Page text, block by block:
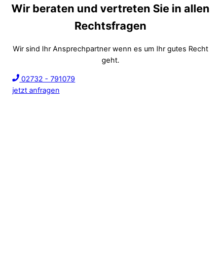
Wir beraten und vertreten Sie in allen
Rechtsfragen
Wir sind Ihr Ansprechpartner wenn es um Ihr gutes Recht
geht.
02732 - 791079
jetzt anfragen